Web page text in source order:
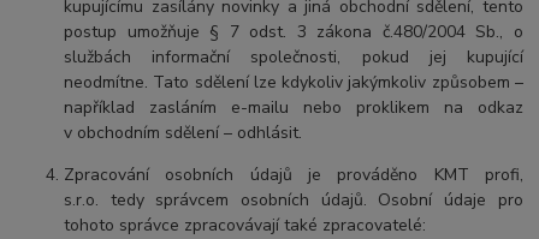
kupujícímu zasílány novinky a jiná obchodní sdělení, tento
postup umožňuje § 7 odst. 3 zákona č.480/2004 Sb., o
službách informační společnosti, pokud jej kupující
neodmítne. Tato sdělení lze kdykoliv jakýmkoliv způsobem –
například zasláním e-mailu nebo proklikem na odkaz
v obchodním sdělení – odhlásit.
Zpracování osobních údajů je prováděno KMT profi,
s.r.o. tedy správcem osobních údajů. Osobní údaje pro
tohoto správce zpracovávají také zpracovatelé: